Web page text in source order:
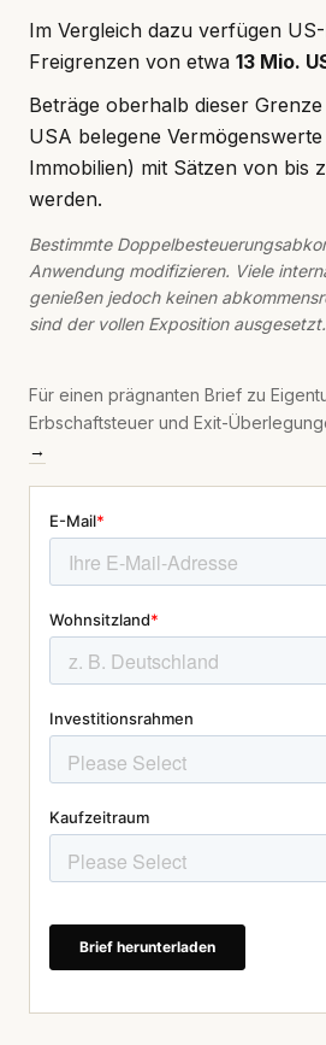
Im Vergleich dazu verfügen
Freigrenzen von etwa 13 Mio.
Beträge oberhalb dieser
USA belegene
Immobilien) mit Sätzen von bis
werden.
Bestimmte
Anwendung modifizieren. Viele
genießen jedoch keinen
sind der vollen Exposition ausgesetzt.
Für einen prägnanten Brief zu
Erbschaftsteuer und Exit-
→